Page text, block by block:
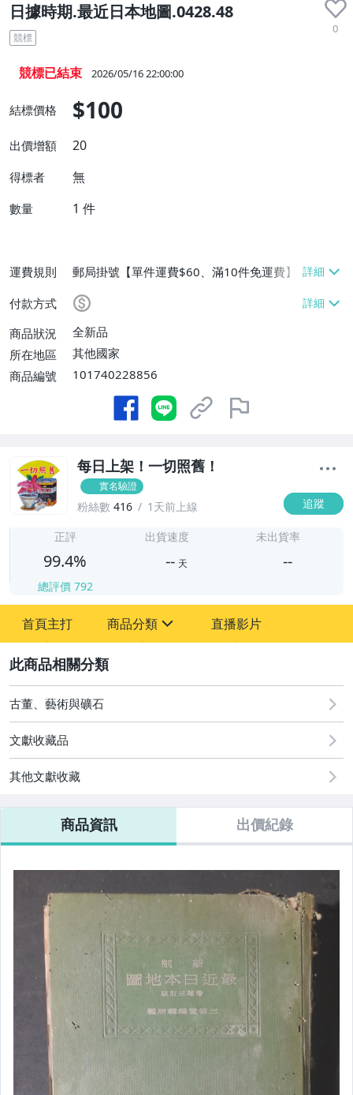
日據時期.最近日本地圖.0428.48
0
競標
競標已結束 2026/05/16 22:00:00
結標價格 $100
出價增額 20
得標者 無
數量 1 件
運費規則
郵局掛號【單件運費$60、滿10件免運費】
付款方式
商品狀況
全新品
所在地區
其他國家
商品編號
101740228856
每日上架！一切照舊！
實名驗證
粉絲數 416 1天前上線 追蹤
正評
99.4%
總評價 792
出貨速度
-- 天
未出貨率
--
首頁主打 商品分類
古董、藝術與礦石
偶像、球員卡與郵幣
直播影片
古董、藝術與礦石
文獻收藏品
其他文獻收藏
商品資訊 出價紀錄